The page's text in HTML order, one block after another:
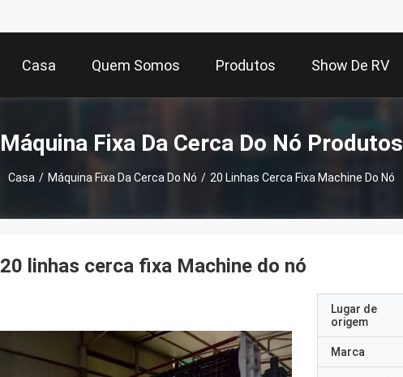
Casa Quem Somos Produtos Show De RV
Máquina Fixa Da Cerca Do Nó Produtos
Casa / Máquina Fixa Da Cerca Do Nó / 20 Linhas Cerca Fixa Machine Do Nó
20 linhas cerca fixa Machine do nó
Lugar de
origem
Marca